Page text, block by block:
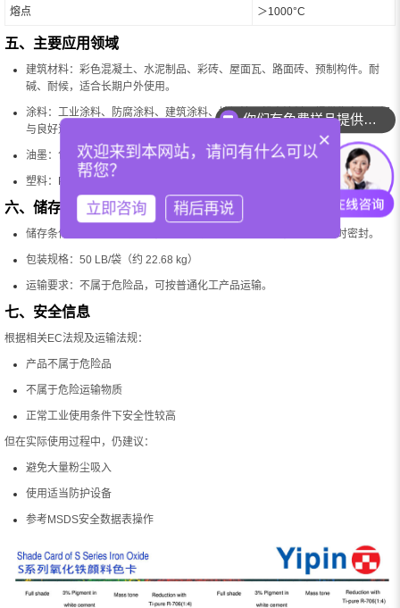
熔点 ＞1000°C
五、主要应用领域
建筑材料：彩色混凝土、水泥制品、彩砖、屋面瓦、路面砖、预制构件。耐
碱、耐候，适合长期户外使用。
涂料：工业涂料、防腐涂料、建筑涂料、地坪漆、粉末涂料。提供稳定红色相
与良好遮盖力。
油墨：包装油墨、印刷油墨、工业油墨。分散性好，颜色稳定。
塑料：PVC、PE、PP、色母粒、工程塑料。耐热性佳，适应常规加工温度。
六、储存与运输
储存条件：存放于干燥环境，避免受潮及剧烈温度波动，开封后及时密封。
包装规格：50 LB/袋（约 22.68 kg）
运输要求：不属于危险品，可按普通化工产品运输。
七、安全信息
根据相关EC法规及运输法规：
产品不属于危险品
不属于危险运输物质
正常工业使用条件下安全性较高
但在实际使用过程中，仍建议：
避免大量粉尘吸入
使用适当防护设备
参考MSDS安全数据表操作
你们有免费样品提供吗？
你们可以提供配色服务吗？
×
欢迎来到本网站，请问有什么可以
帮您？
立即咨询 稍后再说